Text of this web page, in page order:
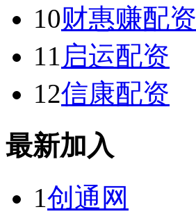
10财惠赚配资
11 启运配资
12信康配资
最新加入
1创通网